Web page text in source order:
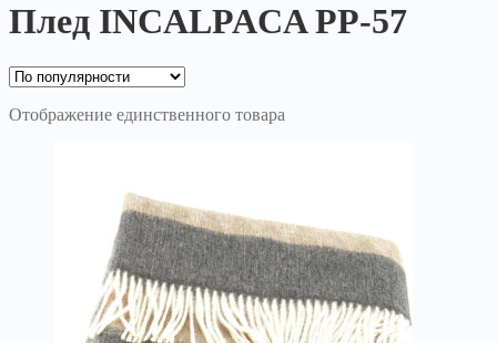
Плед INCALPACA PP-57
Отображение единственного товара